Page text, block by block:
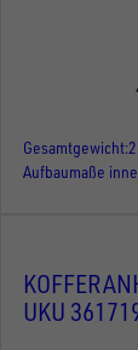
Gesamtgewicht
Aufbaumaße
UKU